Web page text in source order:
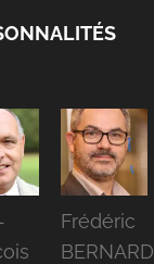
Frédéric
BERNARD